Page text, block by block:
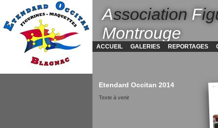
Association F
Montrouge
ACCUEIL GALERIES REPORTAGES
Etendard Occitan 2014
Texte à venir